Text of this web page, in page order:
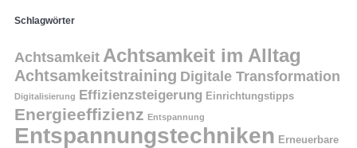
Schlagwörter
Achtsamkeit Achtsamkeit im Alltag
Achtsamkeitstraining Digitale Transformation
Digitalisierung Effizienzsteigerung Einrichtungstipps
Energieeffizienz Entspannung
Entspannungstechniken Erneuerbare